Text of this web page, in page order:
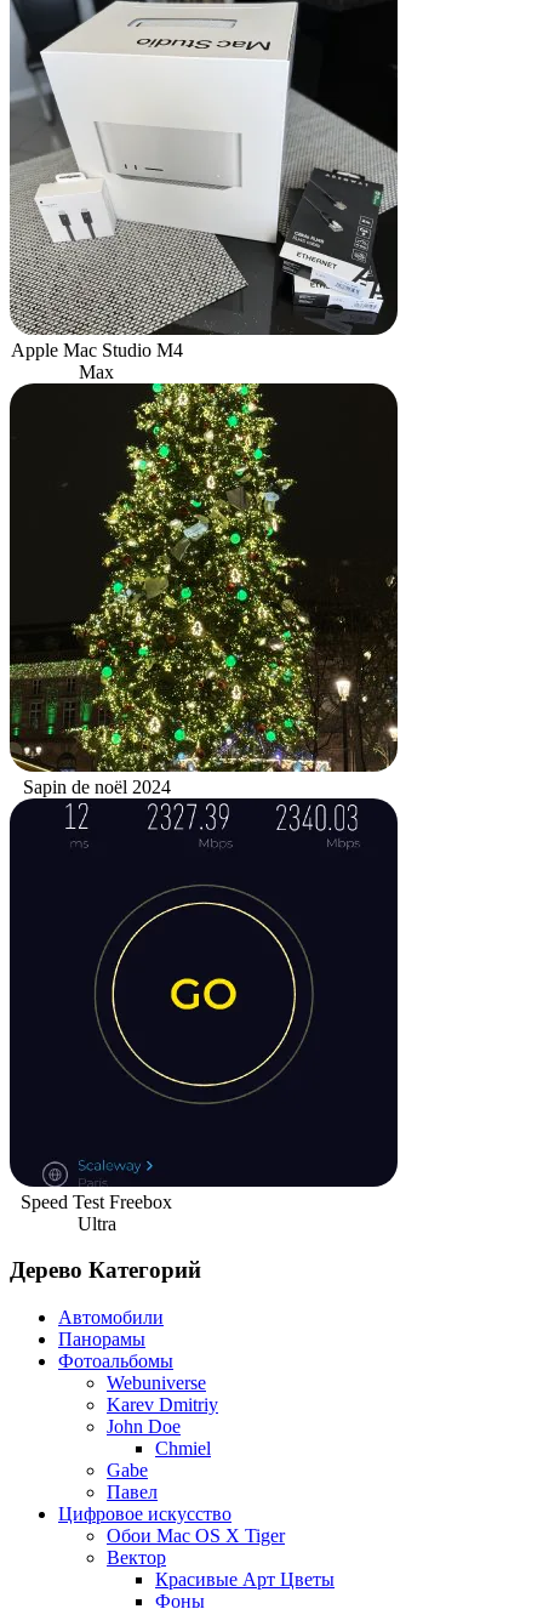
Apple Mac Studio M4
Max
Sapin de noël 2024
Speed Test Freebox
Ultra
Дерево Категорий
Автомобили
Панорамы
Фотоальбомы
Webuniverse
Karev Dmitriy
John Doe
Chmiel
Gabe
Павел
Цифровое искусство
Обои Mac OS X Tiger
Вектор
Красивые Арт Цветы
Фоны